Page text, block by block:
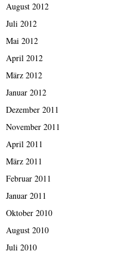
August 2012
Juli 2012
Mai 2012
April 2012
März 2012
Januar 2012
Dezember 2011
November 2011
April 2011
März 2011
Februar 2011
Januar 2011
Oktober 2010
August 2010
Juli 2010